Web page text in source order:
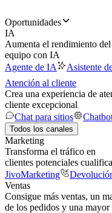
Oportunidades
IA
Aumenta el rendimiento del
equipo con IA
Agente de IA
Asistente
Atención al cliente
Crea una experiencia de
cliente excepcional
Chat para sitios
Todos los canales
Marketing
Transforma el tráfico en
clientes potenciales
JivoMarketing
Ventas
Consigue más ventas, un
de los pedidos y una mayor